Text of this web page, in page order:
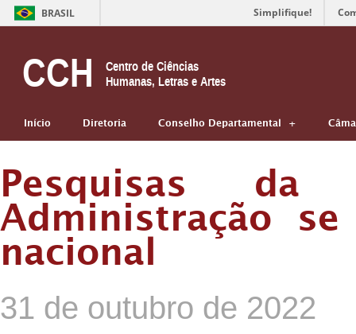
BRASIL Simplifique!
CCH
Centro de Ciências
Humanas, Letras e Artes
Início Diretoria Conselho Departamental
Pesquisas da
Administração
nacional
31 de outubro de 2022